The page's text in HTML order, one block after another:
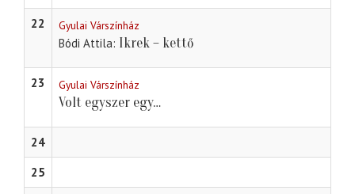
22
Gyulai Várszínház
Bódi Attila Ikrek – kettő
23 Gyulai Várszínház
Volt egyszer egy…
24
25